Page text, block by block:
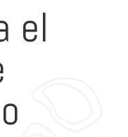
el